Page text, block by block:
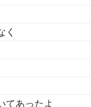
く
てあったよ